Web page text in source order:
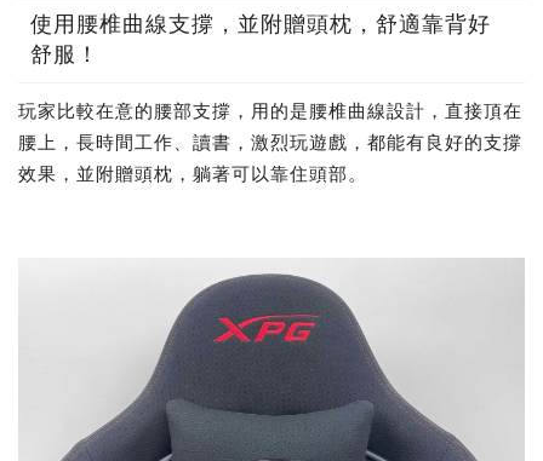
使用腰椎曲線支撐，並附贈頭枕，舒適靠背好
舒服！
玩家比較在意的腰部支撐，用的是腰椎曲線設計，直接頂在
腰上，長時間工作、讀書，激烈玩遊戲，都能有良好的支撐
效果，並附贈頭枕，躺著可以靠住頭部。